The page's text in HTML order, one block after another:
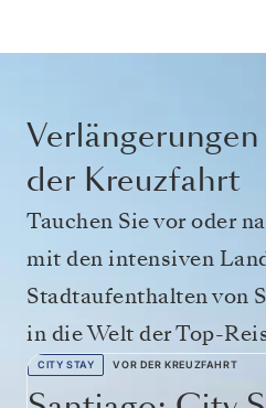
der Kreuzfahrt
Tauchen Sie vor oder
mit den intensiven
Stadtaufenthalten von
in die Welt der Top-
CITY STAY VOR DER KREUZFAHRT